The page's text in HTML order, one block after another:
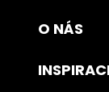
O NÁS